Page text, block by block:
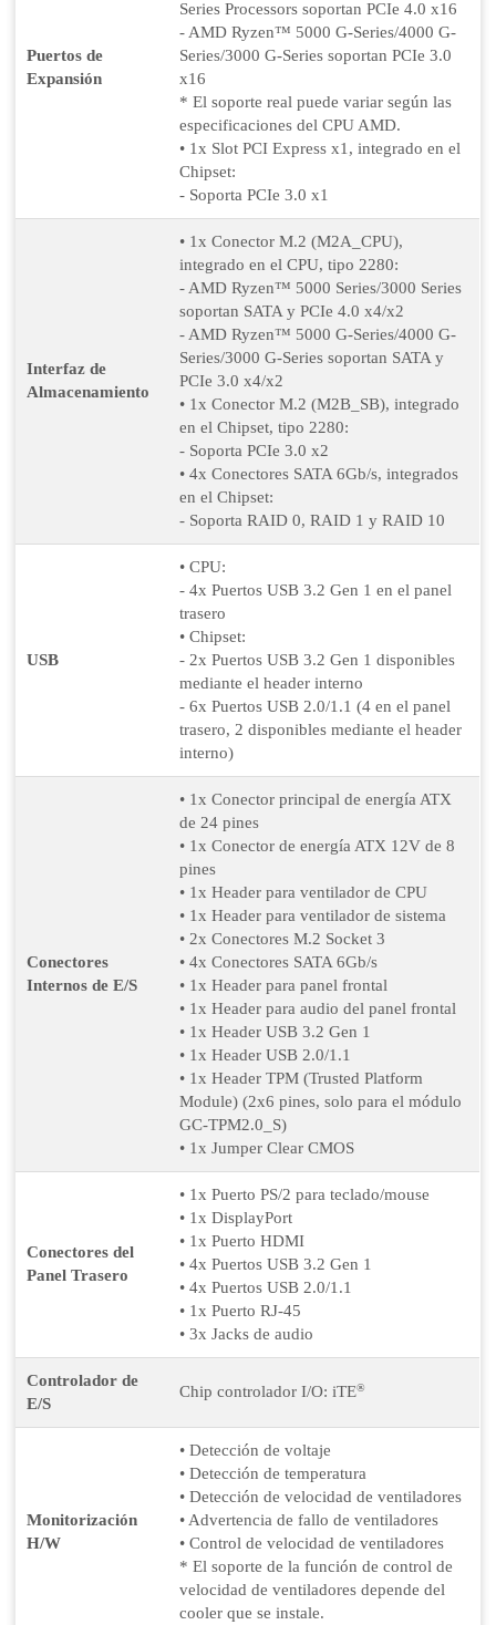
Puertos de
Expansión
Series Processors soportan PCIe 4.0 x16
- AMD Ryzen™ 5000 G-Series/4000 G-
Series/3000 G-Series soportan PCIe 3.0
x16
* El soporte real puede variar según las
especificaciones del CPU AMD.
• 1x Slot PCI Express x1, integrado en el
Chipset:
- Soporta PCIe 3.0 x1
Interfaz de
Almacenamiento
• 1x Conector M.2 (M2A_CPU),
integrado en el CPU, tipo 2280:
- AMD Ryzen™ 5000 Series/3000 Series
soportan SATA y PCIe 4.0 x4/x2
- AMD Ryzen™ 5000 G-Series/4000 G-
Series/3000 G-Series soportan SATA y
PCIe 3.0 x4/x2
• 1x Conector M.2 (M2B_SB), integrado
en el Chipset, tipo 2280:
- Soporta PCIe 3.0 x2
• 4x Conectores SATA 6Gb/s, integrados
en el Chipset:
- Soporta RAID 0, RAID 1 y RAID 10
USB
• CPU:
- 4x Puertos USB 3.2 Gen 1 en el panel
trasero
• Chipset:
- 2x Puertos USB 3.2 Gen 1 disponibles
mediante el header interno
- 6x Puertos USB 2.0/1.1 (4 en el panel
trasero, 2 disponibles mediante el header
interno)
Conectores
Internos de E/S
• 1x Conector principal de energía ATX
de 24 pines
• 1x Conector de energía ATX 12V de 8
pines
• 1x Header para ventilador de CPU
• 1x Header para ventilador de sistema
• 2x Conectores M.2 Socket 3
• 4x Conectores SATA 6Gb/s
• 1x Header para panel frontal
• 1x Header para audio del panel frontal
• 1x Header USB 3.2 Gen 1
• 1x Header USB 2.0/1.1
• 1x Header TPM (Trusted Platform
Module) (2x6 pines, solo para el módulo
GC-TPM2.0_S)
• 1x Jumper Clear CMOS
Conectores del
Panel Trasero
• 1x Puerto PS/2 para teclado/mouse
• 1x DisplayPort
• 1x Puerto HDMI
• 4x Puertos USB 3.2 Gen 1
• 4x Puertos USB 2.0/1.1
• 1x Puerto RJ-45
• 3x Jacks de audio
Controlador de
E/S
Chip controlador I/O: iTE®
Monitorización
H/W
• Detección de voltaje
• Detección de temperatura
• Detección de velocidad de ventiladores
• Advertencia de fallo de ventiladores
• Control de velocidad de ventiladores
* El soporte de la función de control de
velocidad de ventiladores depende del
cooler que se instale.